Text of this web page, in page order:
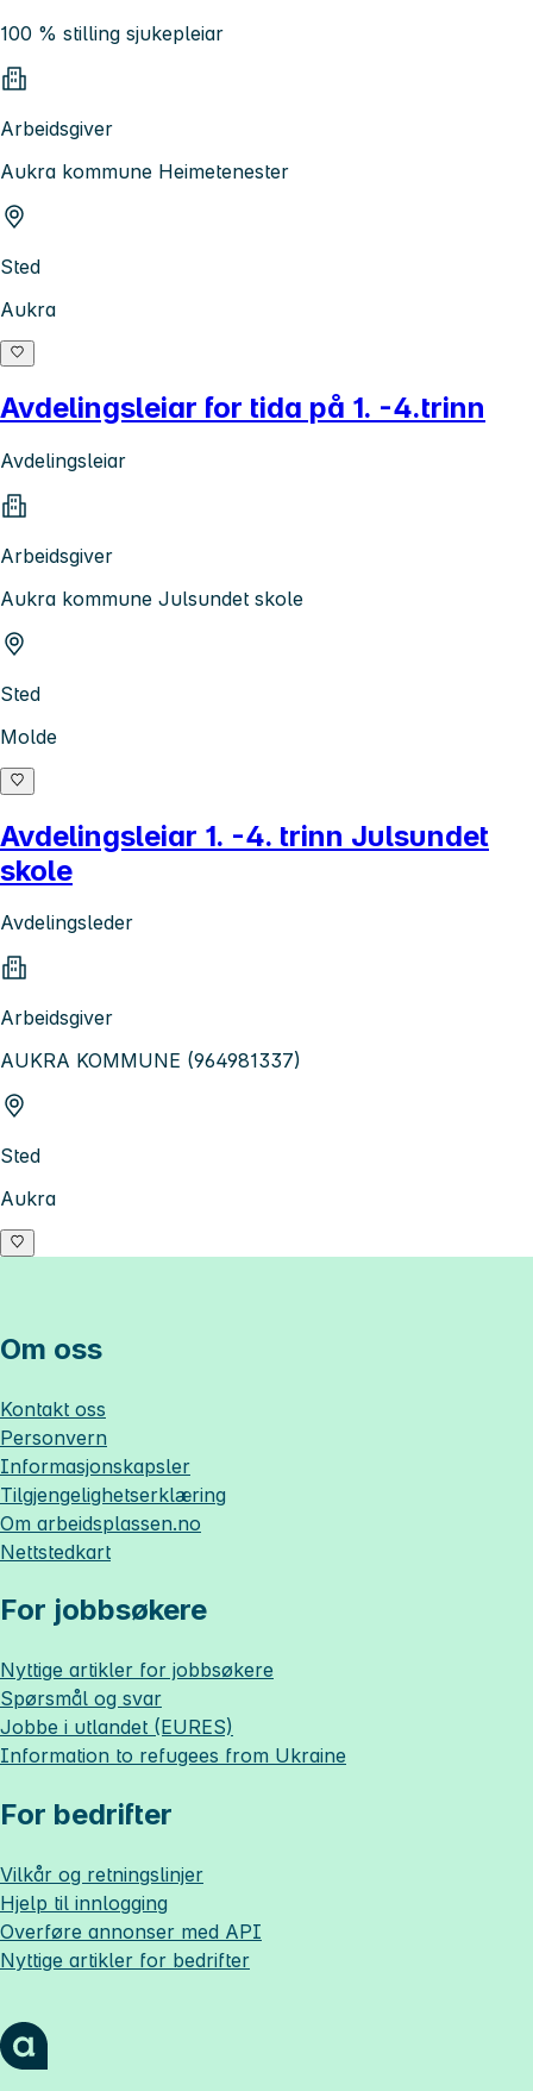
100 % stilling sjukepleiar
Arbeidsgiver
Aukra kommune Heimetenester
Sted
Aukra
Avdelingsleiar for tida på 1. -4.trinn
Avdelingsleiar
Arbeidsgiver
Aukra kommune Julsundet skole
Sted
Molde
Avdelingsleiar 1. -4. trinn Julsundet
skole
Avdelingsleder
Arbeidsgiver
AUKRA KOMMUNE (964981337)
Sted
Aukra
Om oss
Kontakt oss
Personvern
Informasjonskapsler
Tilgjengelighetserklæring
Om arbeidsplassen.no
Nettstedkart
For jobbsøkere
Nyttige artikler for jobbsøkere
Spørsmål og svar
Jobbe i utlandet (EURES)
Information to refugees from Ukraine
For bedrifter
Vilkår og retningslinjer
Hjelp til innlogging
Overføre annonser med API
Nyttige artikler for bedrifter